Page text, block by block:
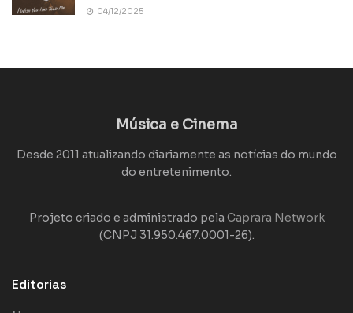
04/12/2025
Música e Cinema
Desde 2011 atualizando diariamente as notícias do mundo
do entretenimento.
Projeto criado e administrado pela Caprara Network
(CNPJ 31.950.467.0001-26).
Editorias